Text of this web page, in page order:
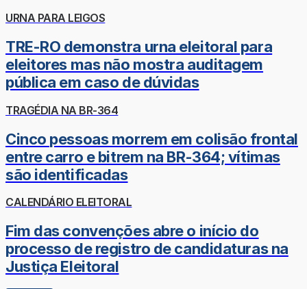
URNA PARA LEIGOS
TRE-RO demonstra urna eleitoral para
eleitores mas não mostra auditagem
pública em caso de dúvidas
TRAGÉDIA NA BR-364
Cinco pessoas morrem em colisão frontal
entre carro e bitrem na BR-364; vítimas
são identificadas
CALENDÁRIO ELEITORAL
Fim das convenções abre o início do
processo de registro de candidaturas na
Justiça Eleitoral